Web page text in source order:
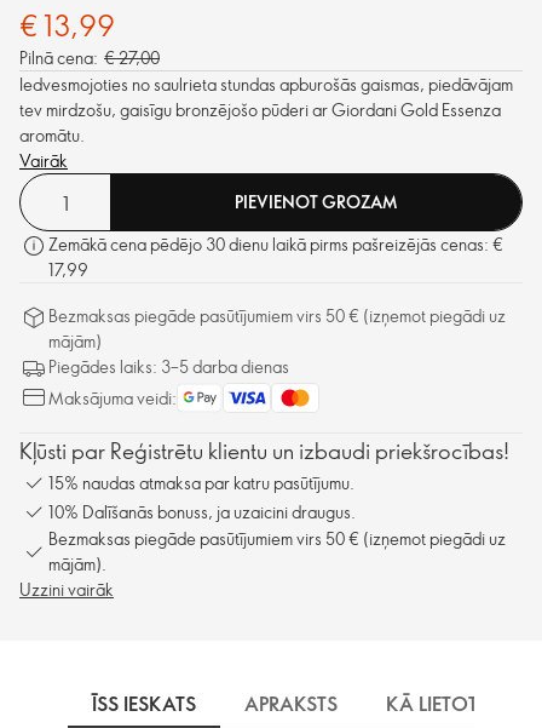
€ 13,99
Pilnā cena: € 27,00
Iedvesmojoties no saulrieta stundas apburošās gaismas, piedāvājam
tev mirdzošu, gaisīgu bronzējošo pūderi ar Giordani Gold Essenza
aromātu.
Vairāk
PIEVIENOT GROZAM
Zemākā cena pēdējo 30 dienu laikā pirms pašreizējās cenas: €
17,99
Bezmaksas piegāde pasūtījumiem virs 50 € (izņemot piegādi uz
mājām)
Piegādes laiks: 3–5 darba dienas
Maksājuma veidi:
Kļūsti par Reģistrētu klientu un izbaudi priekšrocības!
15% naudas atmaksa par katru pasūtījumu.
10% Dalīšanās bonuss, ja uzaicini draugus.
Bezmaksas piegāde pasūtījumiem virs 50 € (izņemot piegādi uz
mājām).
Uzzini vairāk
ĪSS IESKATS APRAKSTS KĀ LIETOT